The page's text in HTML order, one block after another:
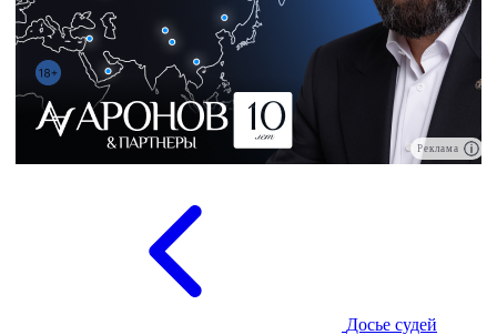
Реклама
Досье судей